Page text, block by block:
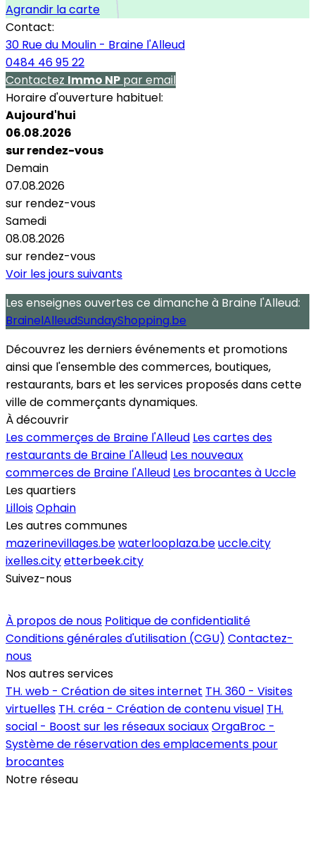
Agrandir la carte
Contact:
30 Rue du Moulin - Braine l'Alleud
0484 46 95 22
Contactez Immo NP par email
Horaire d'ouverture habituel:
Aujourd'hui
06.08.2026
sur rendez-vous
Demain
07.08.2026
sur rendez-vous
Samedi
08.08.2026
sur rendez-vous
Voir les jours suivants
Les enseignes ouvertes ce dimanche à Braine l'Alleud:
BrainelAlleudSundayShopping.be
Découvrez les derniers événements et promotions
ainsi que l'ensemble des commerces, boutiques,
restaurants, bars et les services proposés dans cette
ville de commerçants dynamiques.
À découvrir
Les commerçes de Braine l'Alleud Les cartes des
restaurants de Braine l'Alleud Les nouveaux
commerces de Braine l'Alleud Les brocantes à Uccle
Les quartiers
LilloisOphain
Les autres communes
mazerinevillages.bewaterlooplaza.beuccle.city
ixelles.cityetterbeek.city
Suivez-nous
À propos de nous Politique de confidentialité
Conditions générales d'utilisation (CGU) Contactez-
nous
Nos autres services
TH. web - Création de sites internet TH. 360 - Visites
virtuelles TH. créa - Création de contenu visuel TH.
social - Boost sur les réseaux sociauxOrgaBroc -
Système de réservation des emplacements pour
brocantes
Notre réseau